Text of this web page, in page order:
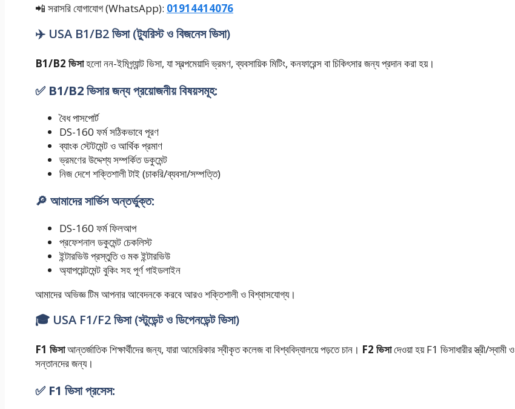
📲 সরাসরি যোগাযোগ (WhatsApp): 01914414076
✈️ USA B1/B2 ভিসা (ট্যুরিস্ট ও বিজনেস ভিসা)
B1/B2 ভিসাহলো নন-ইমিগ্র্যান্ট ভিসা, যা স্বল্পমেয়াদি ভ্রমণ, ব্যবসায়িক মিটিং, কনফারেন্স বা চিকিৎসার জন্য প্রদান করা হয়।
✅ B1/B2 ভিসার জন্য প্রয়োজনীয় বিষয়সমূহ:
বৈধ পাসপোর্ট
DS-160 ফর্ম সঠিকভাবে পূরণ
ব্যাংক স্টেটমেন্ট ও আর্থিক প্রমাণ
ভ্রমণের উদ্দেশ্য সম্পর্কিত ডকুমেন্ট
নিজ দেশে শক্তিশালী টাই (চাকরি/ব্যবসা/সম্পত্তি)
🔎 আমাদের সার্ভিস অন্তর্ভুক্ত:
DS-160 ফর্ম ফিলআপ
প্রফেশনাল ডকুমেন্ট চেকলিস্ট
ইন্টারভিউ প্রস্তুতি ও মক ইন্টারভিউ
অ্যাপয়েন্টমেন্ট বুকিং সহ পূর্ণ গাইডলাইন
আমাদের অভিজ্ঞ টিম আপনার আবেদনকে করবে আরও শক্তিশালী ও বিশ্বাসযোগ্য।
🎓 USA F1/F2 ভিসা (স্টুডেন্ট ও ডিপেনডেন্ট ভিসা)
F1 ভিসাআন্তর্জাতিক শিক্ষার্থীদের জন্য, যারা আমেরিকার স্বীকৃত কলেজ বা বিশ্ববিদ্যালয়ে পড়তে চান। F2 ভিসাদেওয়া হয় F1 ভিসাধারীর স্ত্রী/স্বামী ও
সন্তানদের জন্য।
✅ F1 ভিসা প্রসেস: